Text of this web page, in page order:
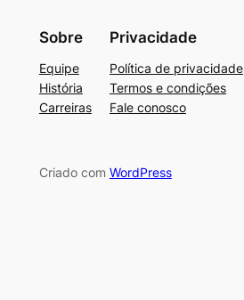
Sobre
Equipe
História
Carreiras
Privacidade
Política de privacidade
Termos e condições
Fale conosco
Criado com WordPress